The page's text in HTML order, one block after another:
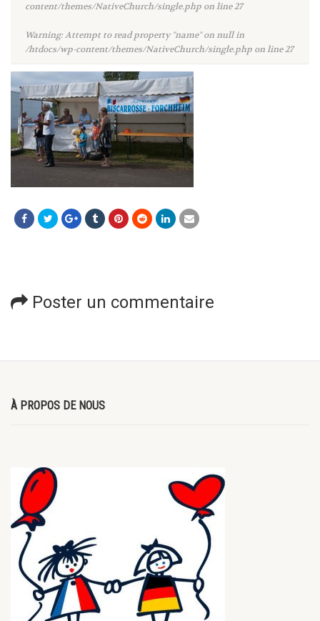
content/themes/NativeChurch/single.php on line27
Warning: Attempt to read property "name" on null in
/htdocs/wp-content/themes/NativeChurch/single.php on line27
Poster un commentaire
À PROPOS DE NOUS